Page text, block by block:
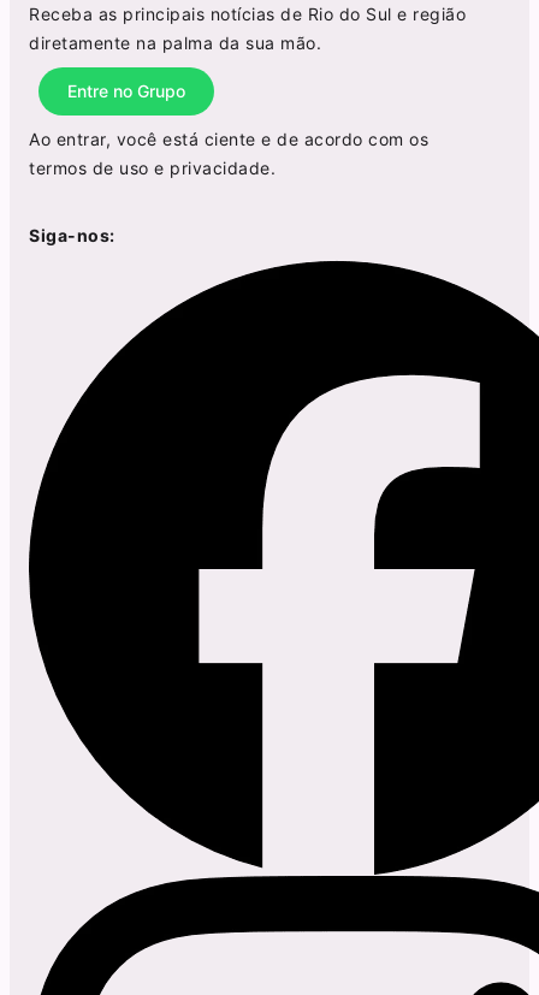
Receba as principais notícias de Rio do Sul e região
diretamente na palma da sua mão.
Entre no Grupo
Ao entrar, você está ciente e de acordo com os
termos de uso e privacidade.
Siga-nos: